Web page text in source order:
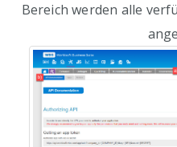
Bereich werden alle